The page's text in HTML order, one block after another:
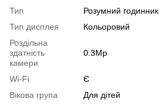
Тип
Розумний годинник
Тип дисплея
Кольоровий
Роздільна
здатність
камери
0.3Mp
Wi-Fi
Є
Вікова група
Для дітей